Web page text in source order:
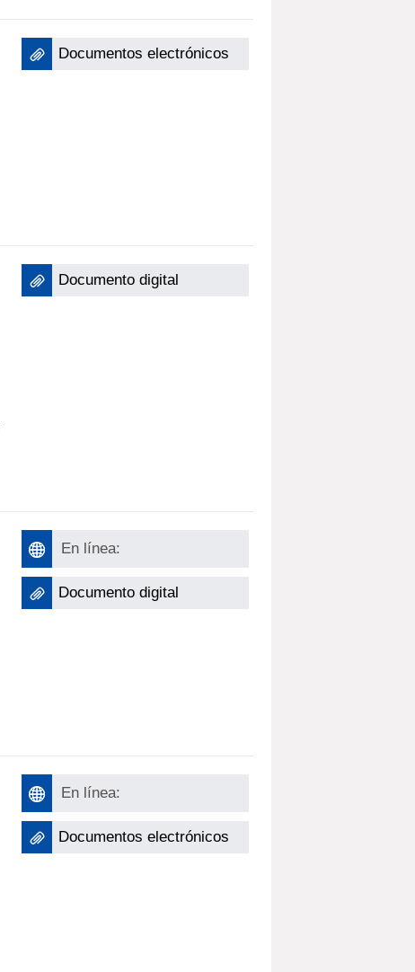
Documentos electrónicos
Documento digital
En línea:
Documento digital
En línea:
Documentos electrónicos